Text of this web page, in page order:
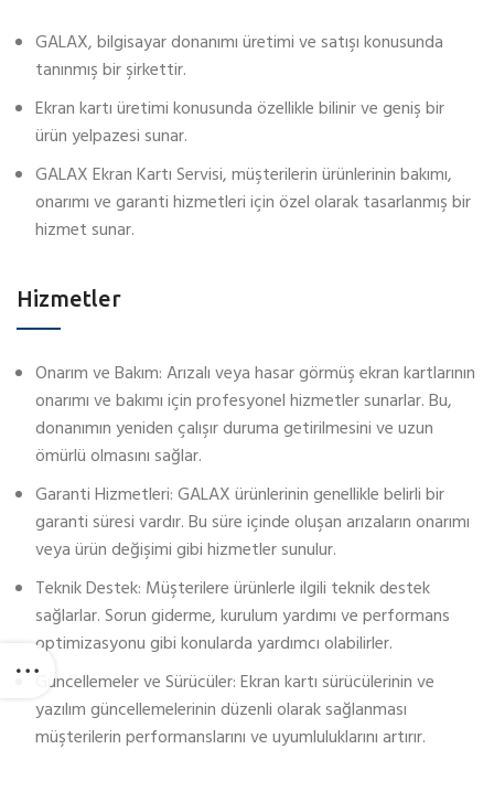
GALAX, bilgisayar donanımı üretimi ve satışı konusunda
tanınmış bir şirkettir.
Ekran kartı üretimi konusunda özellikle bilinir ve geniş bir
ürün yelpazesi sunar.
GALAX Ekran Kartı Servisi, müşterilerin ürünlerinin bakımı,
onarımı ve garanti hizmetleri için özel olarak tasarlanmış bir
hizmet sunar.
Hizmetler
Onarım ve Bakım: Arızalı veya hasar görmüş ekran kartlarının
onarımı ve bakımı için profesyonel hizmetler sunarlar. Bu,
donanımın yeniden çalışır duruma getirilmesini ve uzun
ömürlü olmasını sağlar.
Garanti Hizmetleri: GALAX ürünlerinin genellikle belirli bir
garanti süresi vardır. Bu süre içinde oluşan arızaların onarımı
veya ürün değişimi gibi hizmetler sunulur.
Teknik Destek: Müşterilere ürünlerle ilgili teknik destek
sağlarlar. Sorun giderme, kurulum yardımı ve performans
optimizasyonu gibi konularda yardımcı olabilirler.
Güncellemeler ve Sürücüler: Ekran kartı sürücülerinin ve
yazılım güncellemelerinin düzenli olarak sağlanması
müşterilerin performanslarını ve uyumluluklarını artırır.